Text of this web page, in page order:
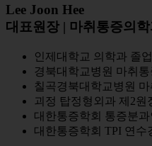
Lee Joon Hee
대표원장 | 마취통증의학
인제대학교 의학과 졸업
경북대학교병원 마취
칠곡경북대학교병원
괴정 탑정형외과 제2원
대한통증학회 통증분과
대한통증학회 TPI 연수